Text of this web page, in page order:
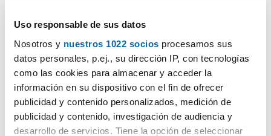
Uso responsable de sus datos
Nosotros y nuestros 1022 socios procesamos sus
datos personales, p.ej., su dirección IP, con tecnologías
como las cookies para almacenar y acceder la
información en su dispositivo con el fin de ofrecer
publicidad y contenido personalizados, medición de
publicidad y contenido, investigación de audiencia y
desarrollo de servicios. Tiene la opción de seleccionar
ESCALA DE LA CALIFICACIÓN ENERGÉTICA Consumo energía
kWh/m2año kgCO 2/m2
A
B
C